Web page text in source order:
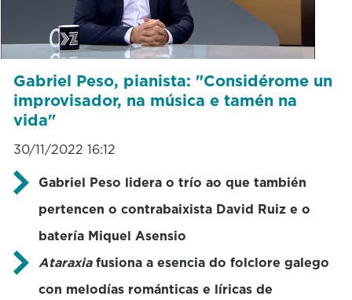
Gabriel Peso, pianista: "Considérome un
improvisador, na música e tamén na
vida"
30/11/2022 16:12
Gabriel Peso lidera o trío ao que también
pertencen o contrabaixista David Ruiz e o
batería Miquel Asensio
Ataraxiafusiona a esencia do folclore galego
con melodías románticas e líricas de